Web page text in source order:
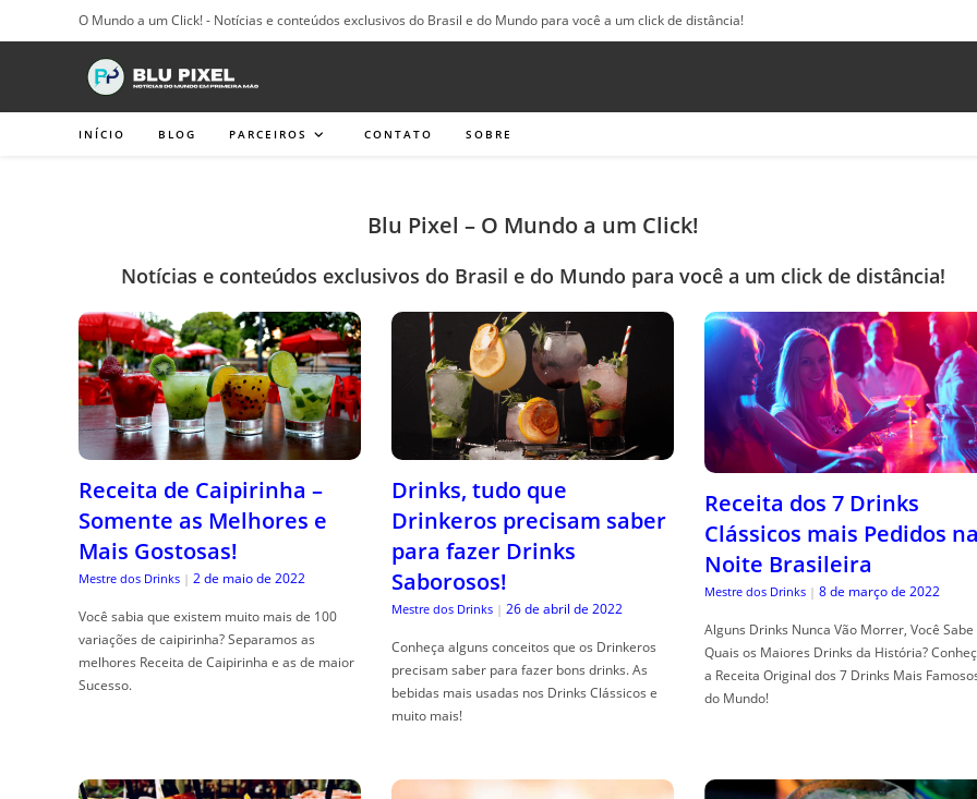
para
O Mundo a um Click! - Notícias e conteúdos exclusivos do Brasil e do Mundo para você a um click de distância!
INÍCIO BLOG PARCEIROS CONTATO SOBRE
Blu Pixel – O Mundo a um Click!
Notícias e conteúdos exclusivos do Brasil e do Mundo para você a um click de distância!
Receita de Caipirinha –
Somente as Melhores e
Mais Gostosas!
Mestre dos Drinks | 2 de maio de 2022
Você sabia que existem muito mais de 100
variações de caipirinha? Separamos as
melhores Receita de Caipirinha e as de maior
Sucesso.
Drinks, tudo que
Drinkeros precisam saber
para fazer Drinks
Saborosos!
Mestre dos Drinks | 26 de abril de 2022
Conheça alguns conceitos que os Drinkeros
precisam saber para fazer bons drinks. As
bebidas mais usadas nos Drinks Clássicos e
muito mais!
Receita dos 7 Drinks
Clássicos mais Pedidos
Noite Brasileira
Mestre dos Drinks | 8 de março de 2022
Alguns Drinks Nunca Vão Morrer, Você Sabe
Quais os Maiores Drinks da História?
a Receita Original dos 7 Drinks Mais
do Mundo!